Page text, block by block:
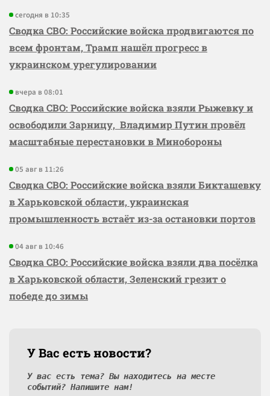
сегодня в 10:35
Сводка СВО: Российские войска продвигаются по
всем фронтам, Трамп нашёл прогресс в
украинском урегулировании
вчера в 08:01
Сводка СВО: Российские войска взяли Рыжевку и
освободили Зарницу, Владимир Путин провёл
масштабные перестановки в Минобороны
05 авг в 11:26
Сводка СВО: Российские войска взяли Бикташевку
в Харьковской области, украинская
промышленность встаёт из-за остановки портов
04 авг в 10:46
Сводка СВО: Российские войска взяли два посёлка
в Харьковской области, Зеленский грезит о
победе до зимы
У Вас есть новости?
У вас есть тема? Вы находитесь на месте
событий? Напишите нам!